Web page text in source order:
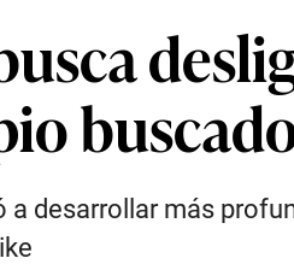
a desarrollar más